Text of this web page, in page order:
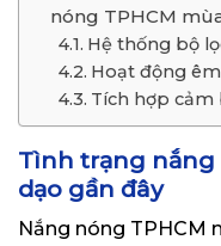
nóng TPHCM
Hệ thống bộ
Hoạt động êm
Tích hợp cảm
Tình trạng nắng
dạo gần đây
Nắng nóng TPHCM